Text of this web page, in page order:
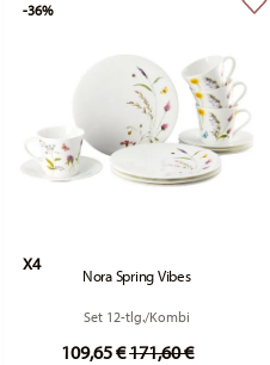
X4
Nora Spring Vibes
Set 12-tlg./Kombi
109,65 €Price reduced
171,60 €to
-36%